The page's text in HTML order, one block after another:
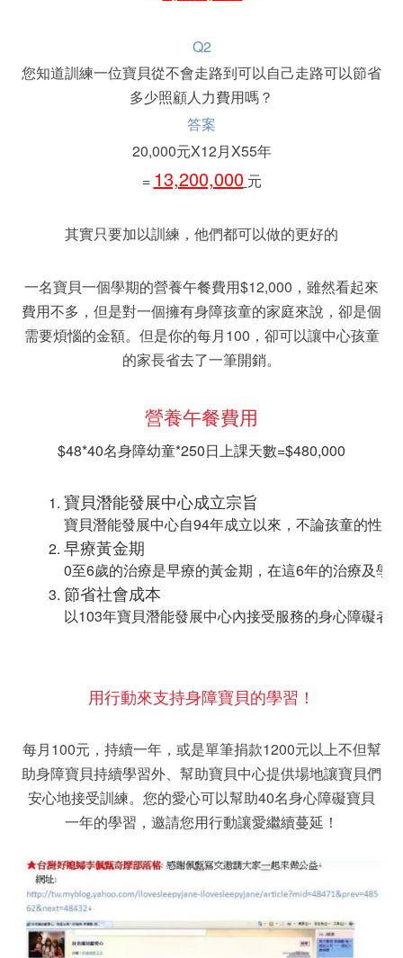
Q2
您知道訓練一位寶貝從不會走路到可以自己走路可以節省
多少照顧人力費用嗎？
答案
20,000元X12月X55年
= 13,200,000 元
其實只要加以訓練，他們都可以做的更好的
一名寶貝一個學期的營養午餐費用$12,000，雖然看起來
費用不多，但是對一個擁有身障孩童的家庭來說，卻是個
需要煩惱的金額。但是你的每月100，卻可以讓中心孩童
的家長省去了一筆開銷。
營養午餐費用
$48*40名身障幼童*250日上課天數=$480,000
寶貝潛能發展中心成立宗旨
寶貝潛能發展中心自94年成立以來，不論孩童的性
早療黃金期
0至6歲的治療是早療的黃金期，在這6年的治療及學
節省社會成本
以103年寶貝潛能發展中心內接受服務的身心障礙者
用行動來支持身障寶貝的學習！
每月100元，持續一年，或是單筆捐款1200元以上不但幫
助身障寶貝持續學習外、幫助寶貝中心提供場地讓寶貝們
安心地接受訓練。您的愛心可以幫助40名身心障礙寶貝
一年的學習，邀請您用行動讓愛繼續蔓延！